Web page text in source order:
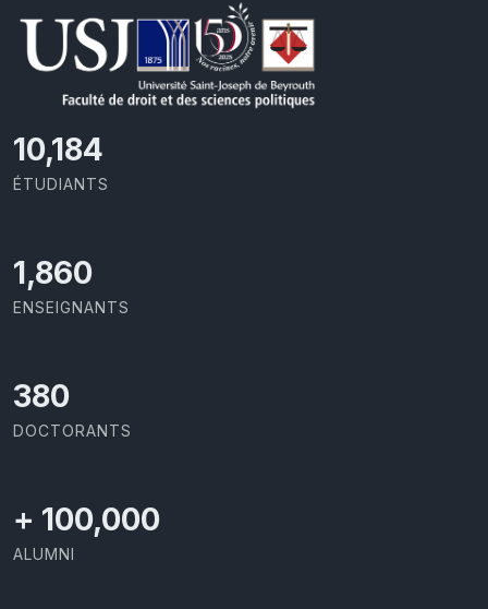
10,801
ÉTUDIANTS
1,973
ENSEIGNANTS
403
DOCTORANTS
+ 100,000
ALUMNI